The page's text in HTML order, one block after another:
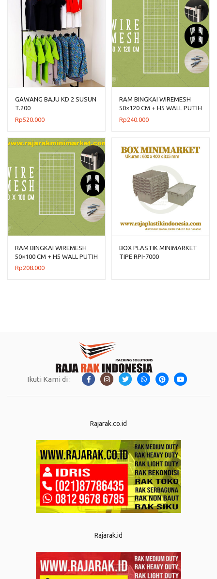
GAWANG BAJU KD 2 SUSUN
T.200
Rp520.000
RAM BINGKAI WIREMESH
50×120 CM + H5 WALL PUTIH
Rp240.000
RAM BINGKAI WIREMESH
50×100 CM + H5 WALL PUTIH
Rp208.000
BOX PLASTIK MINIMARKET
TIPE RPI-7000
Ikuti Kami di :
Rajarak.co.id
Rajarak.id